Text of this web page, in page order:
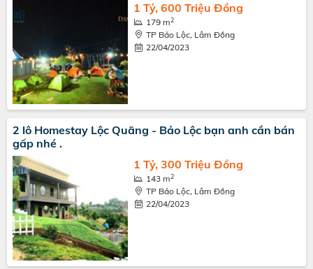
1 Tỷ, 600 Triệu Đồng
179 m2
TP Bảo Lộc, Lâm Đồng
22/04/2023
2 lô Homestay Lộc Quãng - Bảo Lộc bạn anh cần bán
gấp nhé .
1 Tỷ, 300 Triệu Đồng
143 m2
TP Bảo Lộc, Lâm Đồng
22/04/2023